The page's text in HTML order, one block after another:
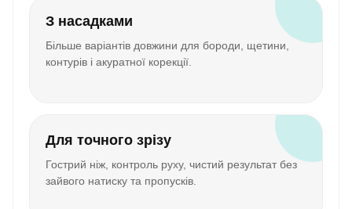
З насадками
Більше варіантів довжини для бороди, щетини,
контурів і акуратної корекції.
Для точного зрізу
Гострий ніж, контроль руху, чистий результат без
зайвого натиску та пропусків.